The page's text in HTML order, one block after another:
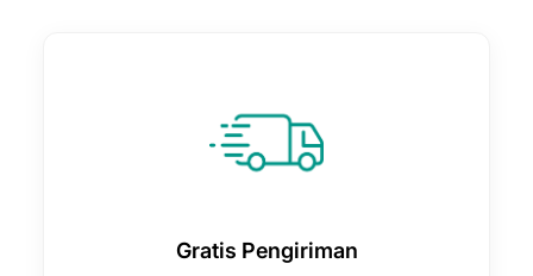
Gratis Pengiriman